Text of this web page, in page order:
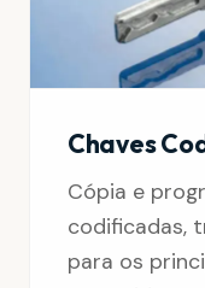
Chaves
Cópia e
codificadas,
para os